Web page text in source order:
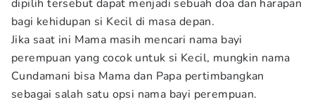
dipilih tersebut dapat menjadi sebuah doa dan harapan
bagi kehidupan si Kecil di masa depan.
Jika saat ini Mama masih mencari nama bayi
perempuan yang cocok untuk si Kecil, mungkin nama
Cundamani bisa Mama dan Papa pertimbangkan
sebagai salah satu opsi nama bayi perempuan.